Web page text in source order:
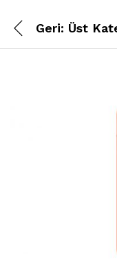
Geri: Üst